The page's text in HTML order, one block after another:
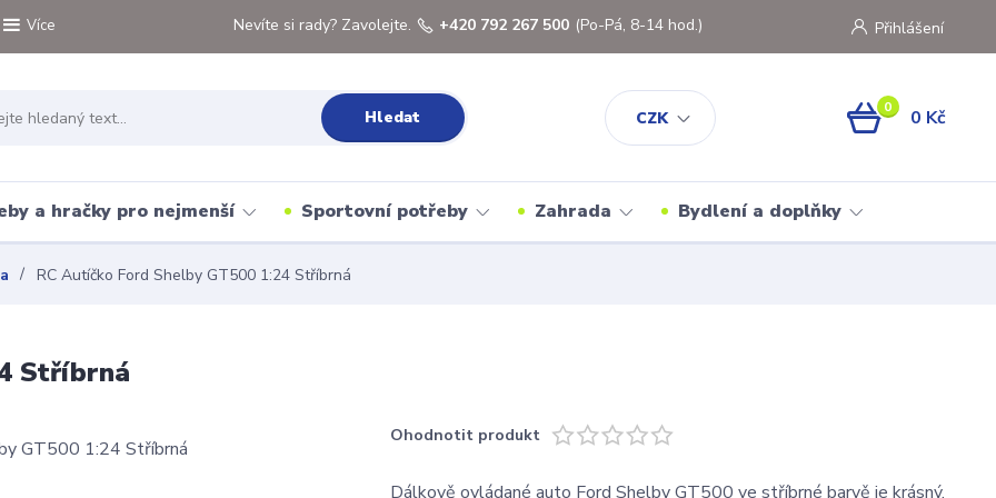
Více
CZK
Přihlášení
Hledat
Nevíte si rady? Zavolejte. +420 792 267 500 (Po-Pá, 8-14 hod.)
0 0 Kč
a hračky pro nejmenší Sportovní potřeby Zahrada Bydlení a doplňky
RC Autíčko Ford Shelby GT500 1:24 Stříbrná
Stříbrná
Ohodnotit produkt
Dálkově ovládané auto Ford Shelby GT500 ve stříbrné barvě je krásný,